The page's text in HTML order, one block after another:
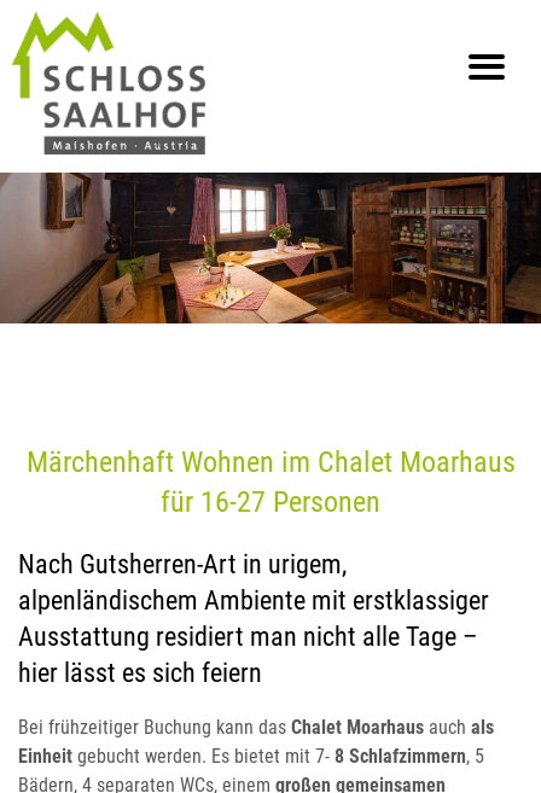
info@saalhof.at
Home Kontakt Impressum & Datenschutz Sitemap
Märchenhaft Wohnen im Chalet Moarhaus
für 16-27 Personen
Nach Gutsherren-Art in urigem,
alpenländischem Ambiente mit erstklassiger
Ausstattung residiert man nicht alle Tage –
hier lässt es sich feiern
Bei frühzeitiger Buchung kann das Chalet Moarhaus auch als
Einheit gebucht werden. Es bietet mit 7- 8 Schlafzimmern, 5
Bädern, 4 separaten WCs, einem großen gemeinsamen